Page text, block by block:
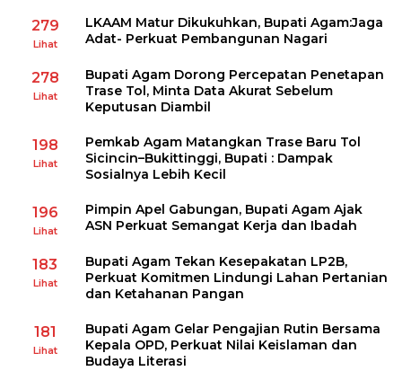
279
Lihat
LKAAM Matur Dikukuhkan, Bupati Agam:Jaga
Adat- Perkuat Pembangunan Nagari
278
Lihat
Bupati Agam Dorong Percepatan Penetapan
Trase Tol, Minta Data Akurat Sebelum
Keputusan Diambil
198
Lihat
Pemkab Agam Matangkan Trase Baru Tol
Sicincin–Bukittinggi, Bupati : Dampak
Sosialnya Lebih Kecil
196
Lihat
Pimpin Apel Gabungan, Bupati Agam Ajak
ASN Perkuat Semangat Kerja dan Ibadah
183
Lihat
Bupati Agam Tekan Kesepakatan LP2B,
Perkuat Komitmen Lindungi Lahan Pertanian
dan Ketahanan Pangan
181
Lihat
Bupati Agam Gelar Pengajian Rutin Bersama
Kepala OPD, Perkuat Nilai Keislaman dan
Budaya Literasi